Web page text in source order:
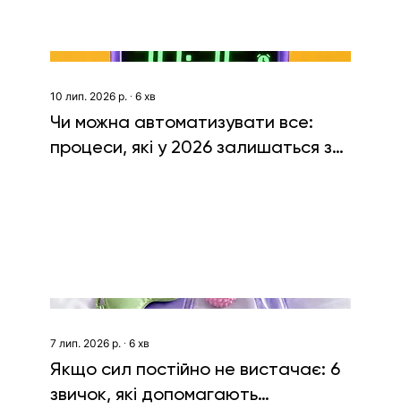
10 лип. 2026 р.∙ 6 хв
Чи можна автоматизувати все:
процеси, які у 2026 залишаться за
7 лип. 2026 р. ∙ 6 хв
Якщо сил постійно не вистачає: 6
звичок, які допомагають